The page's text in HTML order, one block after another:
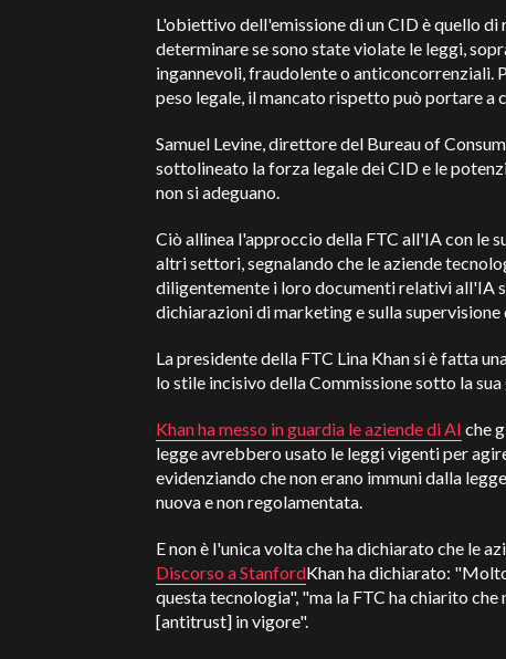
L'obiettivo dell'emissione di un CID è quello
determinare se sono state violate le leggi,
ingannevoli, fraudolente o anticoncorrenziali.
peso legale, il mancato rispetto può portare a
Samuel Levine, direttore del Bureau of
sottolineato la forza legale dei CID e le
non si adeguano.
Ciò allinea l'approccio della FTC all'IA con le
altri settori, segnalando che le aziende
diligentemente i loro documenti relativi all'IA
dichiarazioni di marketing e sulla supervisione
La presidente della FTC Lina Khan si è fatta
lo stile incisivo della Commissione sotto la sua
Khan ha messo in guardia le aziende di AI che
legge avrebbero usato le leggi vigenti per
evidenziando che non erano immuni dalla
nuova e non regolamentata.
E non è l'unica volta che ha dichiarato che le
Discorso a StanfordKhan ha dichiarato:
questa tecnologia", "ma la FTC ha chiarito che
[antitrust] in vigore".